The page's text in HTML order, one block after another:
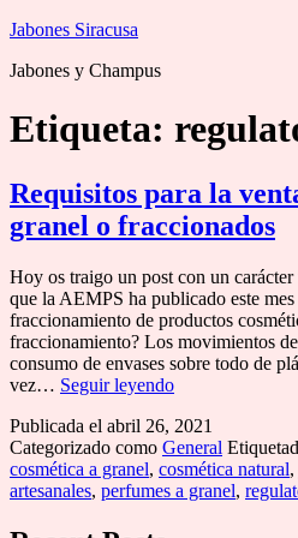
Saltar
contenido
Jabones Siracusa
Jabones y Champus
Etiqueta:
Requisitos para la
granel o fraccionados
Hoy os traigo un post con un
que la AEMPS ha publicado este
fraccionamiento de productos
fraccionamiento? Los movimientos
consumo de envases sobre todo de
vez… Seguir leyendoRequisitos
la
venta
de
cosméticos
Publicada el abril 26, 2021
Categorizado como General
cosmética a granel, cosmética natural,
artesanales, perfumes a granel,